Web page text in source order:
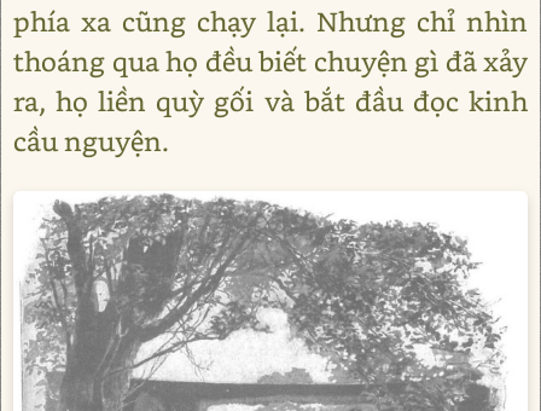
phía xa cũng chạy lại. Nhưng chỉ nhìn
thoáng qua họ đều biết chuyện gì đã xảy
ra, họ liền quỳ gối và bắt đầu đọc kinh
cầu nguyện.